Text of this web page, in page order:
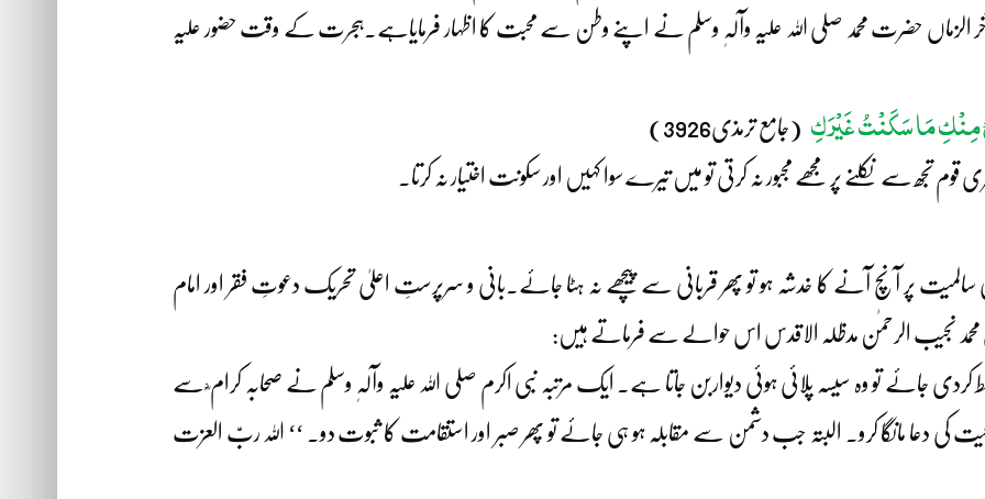
الزماں حضرت محمد صلی اللہ علیہ وآلہٖ وسلم نے اپنے وطن سے محبت کا اظہار فرمایاہے۔ہجرت کے وقت حضور علیہ
مِنْکِ مَا سَکَنْتُ غَیْرَکِ (جامع ترمذی3926)
قوم تجھ سے نکلنے پر مجھے مجبور نہ کرتی تو میں تیرے سوا کہیں اور سکونت اختیار نہ کرتا۔
پر آنچ آنے کا خدشہ ہو تو پھر قربانی سے پیچھے نہ ہٹا جائے۔بانی و سرپرستِ اعلیٰ تحریک دعوتِ فقر اور امام
نجیب الرحمٰن مدظلہ الاقدس اس حوالے سے فرماتے ہیں:
جائے تو وہ سیسہ پلائی ہوئی دیواربن جاتا ہے۔ ایک مرتبہ نبی اکرم صلی اللہ علیہ وآلہٖ وسلم نے صحابہ کرام ؓ سے
کی دعا مانگا کرو۔ البتہ جب دشمن سے مقابلہ ہو ہی جائے تو پھر صبر اور استقامت کا ثبوت دو۔ ‘‘ اللہ ربّ العزت